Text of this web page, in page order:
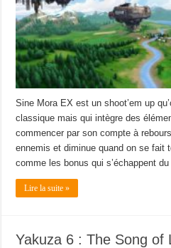
Sine Mora EX est un shoot’em up
classique mais qui intègre des
commencer par son compte à
ennemis et diminue quand on se fait
comme les bonus qui s’échappent
Lire la suite »
Yakuza 6 : The Song of